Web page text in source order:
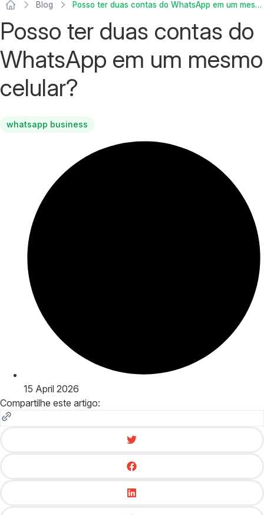
Blog Posso ter duas contas do WhatsApp em um mesmo celular?
Posso ter duas contas do
WhatsApp em um mesmo
celular?
whatsapp business
15 April 2026
Compartilhe este artigo: